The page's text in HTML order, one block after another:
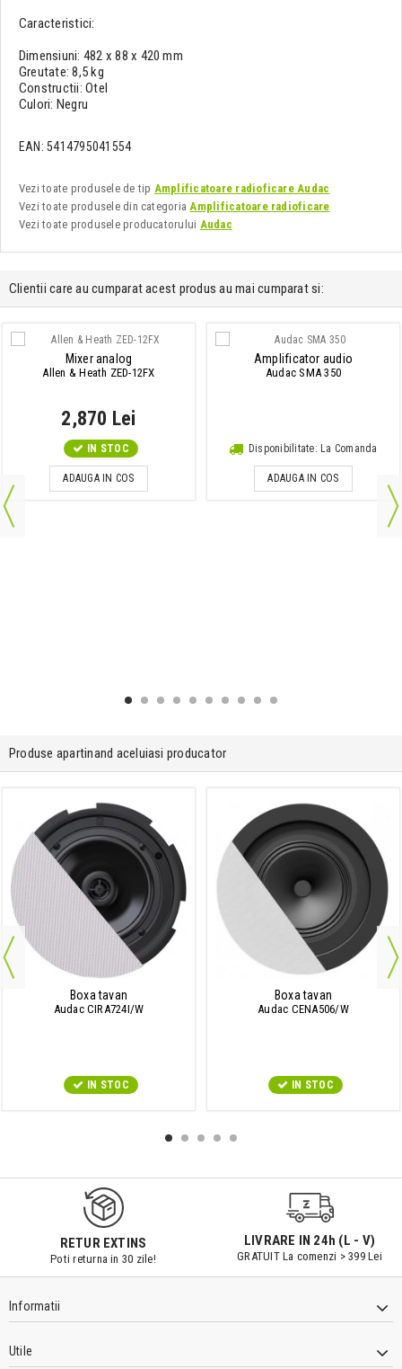
Caracteristici:
Dimensiuni: 482 x 88 x 420 mm
Greutate: 8,5 kg
Constructii: Otel
Culori: Negru
EAN: 5414795041554
Vezi toate produsele de tip Amplificatoare radioficare Audac
Vezi toate produsele din categoriaAmplificatoare radioficare
Vezi toate produsele producatorului Audac
Clientii care au cumparat acest produs au mai cumparat si:
Mixer analog
Allen & Heath ZED-12FX
2,870 Lei
IN STOC
ADAUGA IN COS
Amplificator audio
Audac SMA 350
Disponibilitate: La Comanda
ADAUGA IN COS
Produse apartinand aceluiasi producator
Boxa tavan
Audac CIRA724I/W
IN STOC
Boxa tavan
Audac CENA506/W
IN STOC
RETUR EXTINS
Poti returna in 30 zile!
LIVRARE IN 24h (L - V)
GRATUIT La comenzi > 399 Lei
Informatii
Utile